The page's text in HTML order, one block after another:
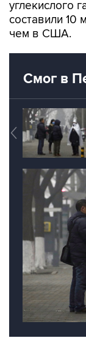
углекислого
составили 10
чем в США.
Смог в